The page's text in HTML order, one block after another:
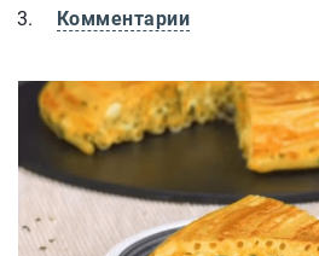
Комментарии
Омлет с макаронами, сыром и